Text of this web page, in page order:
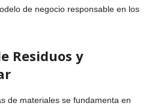
de negocio responsable en los
Residuos y
de materiales se fundamenta en